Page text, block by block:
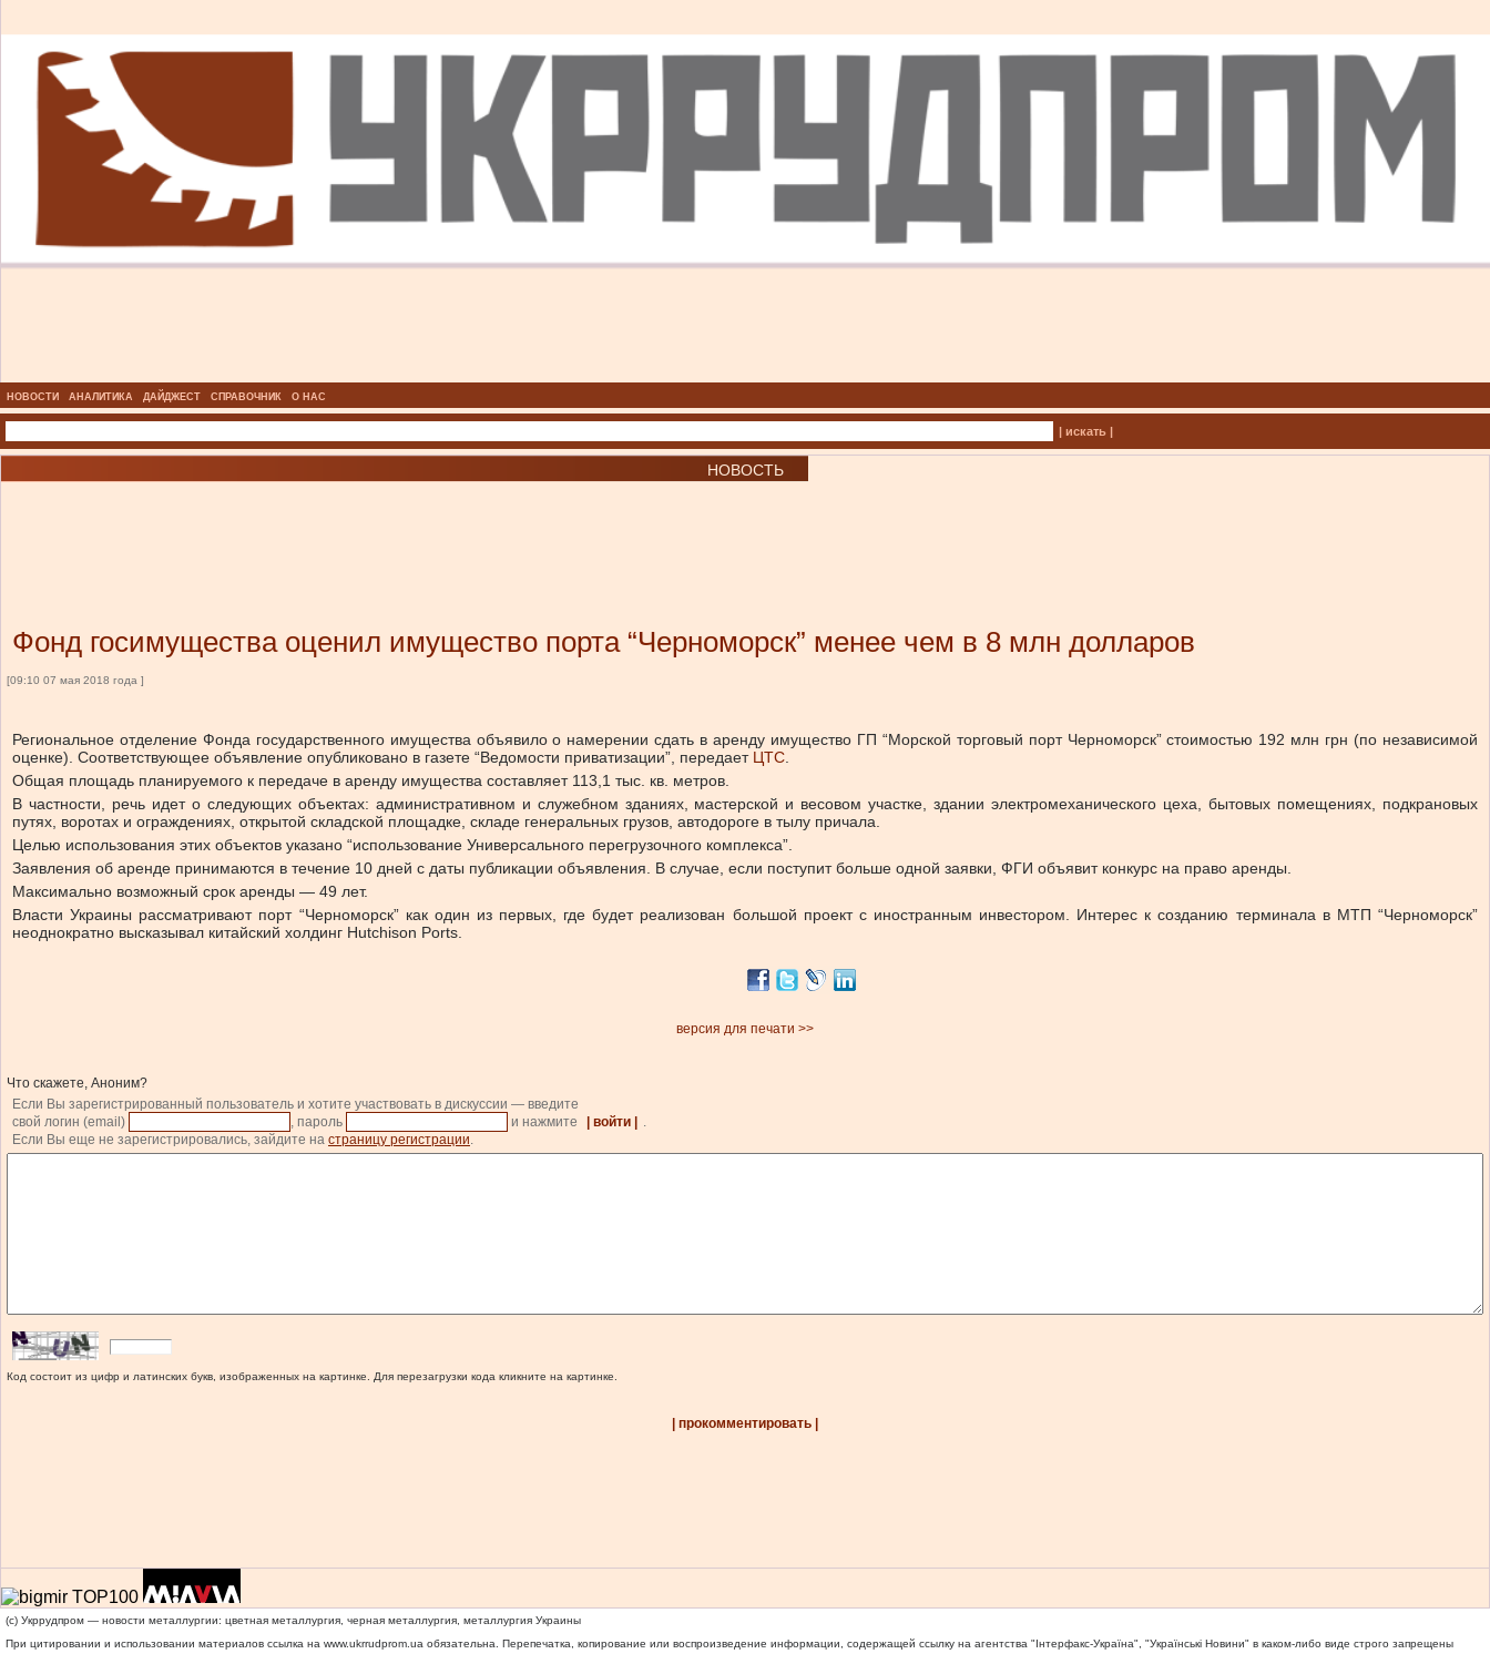
НОВОСТИ АНАЛИТИКА ДАЙДЖЕСТ СПРАВОЧНИК О НАС
| искать |
НОВОСТЬ
Фонд госимущества оценил имущество порта “Черноморск” менее чем в 8 млн долларов
[09:10 07 мая 2018 года ]
Региональное отделение Фонда государственного имущества объявило о намерении сдать в аренду имущество ГП “Морской торговый порт Черноморск” стоимостью 192 млн грн (по независимой
оценке). Соответствующее объявление опубликовано в газете “Ведомости приватизации”, передает ЦТС
Общая площадь планируемого к передаче в аренду имущества составляет 113,1 тыс. кв. метров.
В частности, речь идет о следующих объектах: административном и служебном зданиях, мастерской и весовом участке, здании электромеханического цеха, бытовых помещениях, подкрановых
путях, воротах и ограждениях, открытой складской площадке, складе генеральных грузов, автодороге в тылу причала.
Целью использования этих объектов указано “использование Универсального перегрузочного комплекса”.
Заявления об аренде принимаются в течение 10 дней с даты публикации объявления. В случае, если поступит больше одной заявки, ФГИ объявит конкурс на право аренды.
Максимально возможный срок аренды — 49 лет.
Власти Украины рассматривают порт “Черноморск” как один из первых, где будет реализован большой проект с иностранным инвестором. Интерес к созданию терминала в МТП “Черноморск”
неоднократно высказывал китайский холдинг Hutchison Ports.
версия для печати >>
Что скажете, Аноним?
Если Вы зарегистрированный пользователь и хотите участвовать в дискуссии — введите
свой логин (email)
, пароль и нажмите | войти |
.
Если Вы еще не зарегистрировались, зайдите на страницу регистрации.
Код состоит из цифр и латинских букв, изображенных на картинке. Для перезагрузки кода кликните на картинке.
| прокомментировать |
(c) Укррудпром — новости металлургии: цветная металлургия, черная металлургия, металлургия Украины
При цитировании и использовании материалов ссылка на www.ukrrudprom.ua обязательна. Перепечатка, копирование или воспроизведение информации, содержащей ссылку на агентства "Iнтерфакс-Україна", "Українськi Новини" в каком-либо виде строго запрещены